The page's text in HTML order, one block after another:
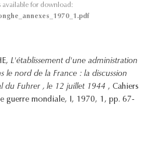
available for download:
L'établissement d'une administration
le nord de la France : la discussion
du Fuhrer , le 12 juillet 1944 , Cahiers
guerre mondiale, I, 1970, 1, pp. 67-